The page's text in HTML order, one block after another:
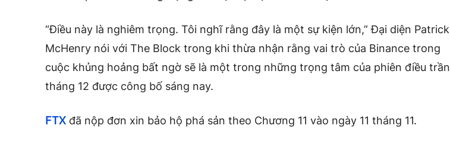
“Điều này là nghiêm trọng. Tôi nghĩ rằng đây là một sự kiện lớn,” Đại diện Patrick
McHenry nói với The Block trong khi thừa nhận rằng vai trò của Binance trong
cuộc khủng hoảng bất ngờ sẽ là một trong những trọng tâm của phiên điều trần
tháng 12 được công bố sáng nay.
FTX đã nộp đơn xin bảo hộ phá sản theo Chương 11 vào ngày 11 tháng 11.